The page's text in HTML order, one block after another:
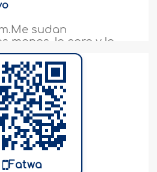
sudan
manos, la cara y la
causa aparente. He
recetan un tipo
con el cual se ungen
secas.
según la
medicina si me puede
y a concentrarme
Fatwa